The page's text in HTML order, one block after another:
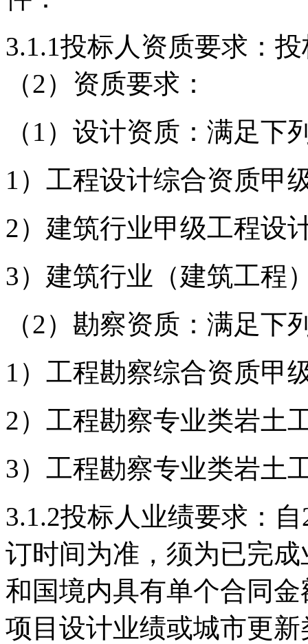
3.1.1投标人资质要求： 投
（2） 资质要求：
（ 1）设计资质：满足下
1）工程设计综合资质甲
2）建筑行业甲级工程设
3）建筑行业（建筑工程
（2）勘察资质：满足下
1）工程勘察综合资质甲
2）工程勘察专业类岩土
3）工程勘察专业类岩土
3.1.2投标人业绩要求： 自
订时间为准，须为已完
和国境内具有单个合同
项目设计业绩或城市更